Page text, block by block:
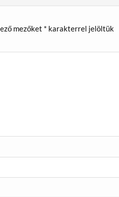
mezőket * karakterrel jelöltük